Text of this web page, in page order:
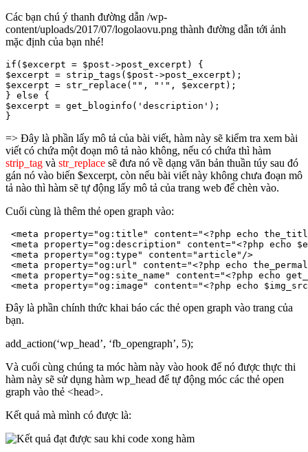
Các bạn chú ý thanh đường dẫn /wp-
content/uploads/2017/07/logolaovu.png thành đường dẫn tới ảnh
mặc định của bạn nhé!
if($excerpt = $post->post_excerpt) {
$excerpt = strip_tags($post->post_excerpt);
$excerpt = str_replace("", "'", $excerpt);
} else {
$excerpt = get_bloginfo('description');
}
=> Đây là phần lấy mô tả của bài viết, hàm này sẽ kiểm tra xem bài
viết có chứa một đoạn mô tả nào không, nếu có chứa thì hàm
strip_tag và str_replace sẽ đưa nó về dạng văn bản thuần túy sau đó
gán nó vào biến $excerpt, còn nếu bài viết này không chưa đoạn mô
tả nào thì hàm sẽ tự động lấy mô tả của trang web để chèn vào.
Cuối cùng là thêm thẻ open graph vào:
<meta property="og:title" content="<?php echo
<meta property="og:description" content="<?php echo
<meta property="og:type" content="article"/>
<meta property="og:url" content="<?php echo
<meta property="og:site_name" content="<?php echo
<meta property="og:image" content="<?php echo
Đây là phần chính thức khai báo các thẻ open graph vào trang của
bạn.
add_action(‘wp_head’, ‘fb_opengraph’, 5);
Và cuối cùng chúng ta móc hàm này vào hook để nó được thực thi
hàm này sẽ sử dụng hàm wp_head để tự động móc các thẻ open
graph vào thẻ <head>.
Kết quả mà mình có được là: